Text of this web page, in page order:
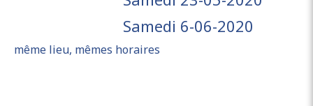
Samedi 6-06-2020
même lieu, mêmes horaires